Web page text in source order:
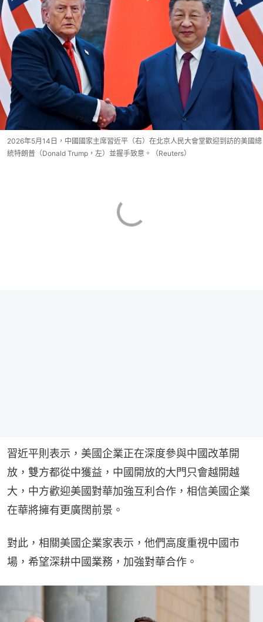
2026年5月14日，中國國家主席習近平（右）在北京人民大會堂歡迎到訪的美國總
統特朗普（Donald Trump，左）並握手致意。（Reuters）
習近平則表示，美國企業正在深度參與中國改革開
放，雙方都從中獲益，中國開放的大門只會越開越
大，中方歡迎美國對華加強互利合作，相信美國企業
在華將擁有更廣闊前景。
對此，相關美國企業家表示，他們高度重視中國市
場，希望深耕中國業務，加強對華合作。